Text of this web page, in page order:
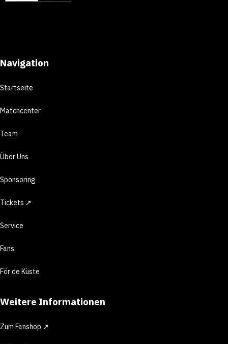
Navigation
Startseite
Matchcenter
Team
Über Uns
Sponsoring
Tickets ↗
Service
Fans
För de Küste
Weitere Informationen
Zum Fanshop ↗